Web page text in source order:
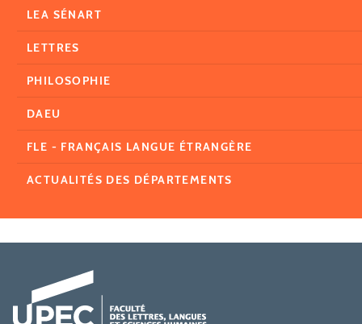
LEA SÉNART
LETTRES
PHILOSOPHIE
DAEU
FLE - FRANÇAIS LANGUE ÉTRANGÈRE
ACTUALITÉS DES DÉPARTEMENTS